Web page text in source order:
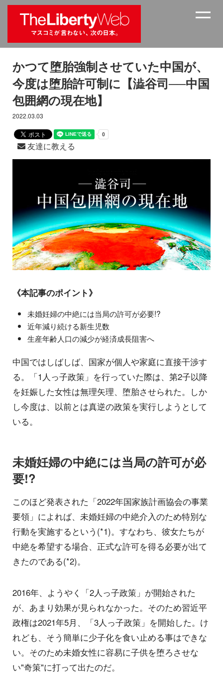
かつて堕胎強制させていた中国が、
今度は堕胎許可制に【澁谷司──中国
包囲網の現在地】
2022.03.03
友達に教える
《本記事のポイント》
未婚妊婦の中絶には当局の許可が必要!?
近年減り続ける新生児数
生産年齢人口の減少が経済成長阻害へ
中国ではしばしば、国家が個人や家庭に直接干渉す
る。「1人っ子政策」を行っていた際は、第2子以降
を妊娠した女性は無理矢理、堕胎させられた。しか
し今度は、以前とは真逆の政策を実行しようとして
いる。
未婚妊婦の中絶には当局の許可が必
要!?
このほど発表された「2022年国家族計画協会の事業
要領」によれば、未婚妊婦の中絶介入のため特別な
行動を実施するという(*1)。すなわち、彼女たちが
中絶を希望する場合、正式な許可を得る必要が出て
きたのである(*2)。
2016年、ようやく「2人っ子政策」が開始された
が、あまり効果が見られなかった。そのため習近平
政権は2021年5月、「3人っ子政策」を開始した。け
れども、そう簡単に少子化を食い止める事はできな
い。そのため未婚女性に容易に子供を堕ろさせな
い"奇策"に打って出たのだ。